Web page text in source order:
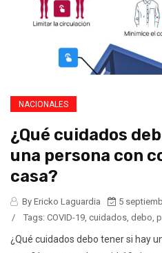
NACIONALES
¿Qué cuidados
una persona con
casa?
By Ericko Laguardia
5
/
Tags: COVID-19 cuidados debo
¿Qué cuidados debo tener si hay